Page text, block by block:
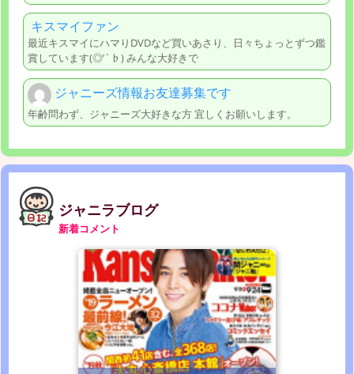
キスマイファン
最近キスマイにハマりDVDなど買いあさり、日々ちょっとずつ鑑
賞しています(◎’`♭) みんな大好きで
ジャニーズ情報お友達募集です
年齢問わず、ジャニーズ大好きな方 宜しくお願いします。
ジャニラブログ
新着コメント